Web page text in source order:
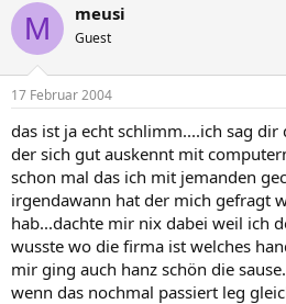
M meusi
Guest
17 Februar 2004
das ist ja echt schlimm....ich sag dir
der sich gut auskennt mit
schon mal das ich mit jemanden
irgendawann hat der mich gefragt
hab...dachte mir nix dabei weil ich
wusste wo die firma ist welches
mir ging auch hanz schön die
wenn das nochmal passiert leg